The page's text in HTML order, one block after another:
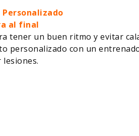
al final
tener un buen ritmo y evitar
personalizado con un